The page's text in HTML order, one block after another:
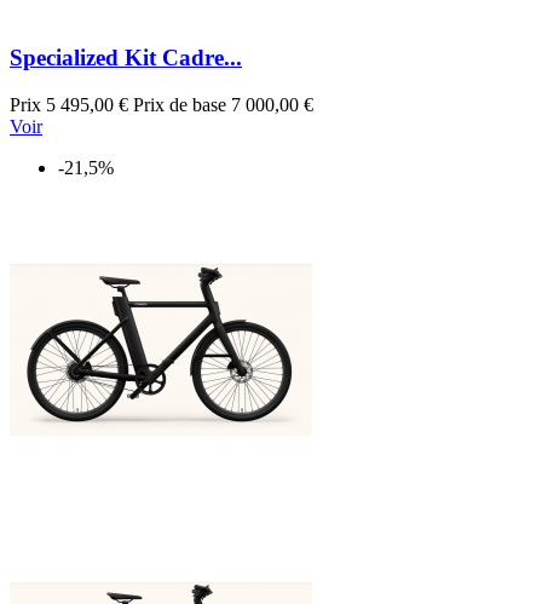
Specialized Kit Cadre...
Prix 5 495,00 € Prix de base 7 000,00 €
Voir
-21,5%